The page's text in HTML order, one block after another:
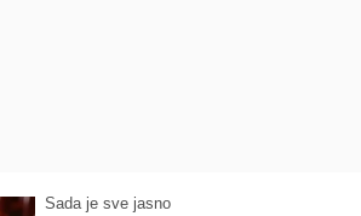
Sada je sve jasno